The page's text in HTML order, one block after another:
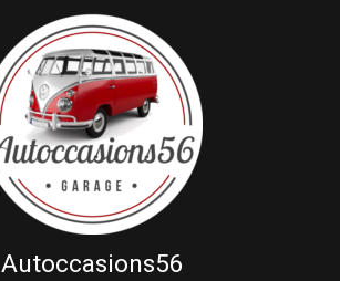
Autoccasions56